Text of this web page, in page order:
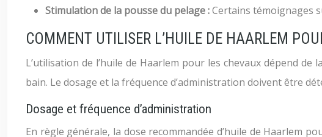
Stimulation de la pousse du pelage :Certains témoignages
COMMENT UTILISER L’HUILE DE HAARLEM
L’utilisation de l’huile de Haarlem pour les chevaux dépend
bain. Le dosage et la fréquence d’administration doivent être
Dosage et fréquence d’administration
En règle générale, la dose recommandée d’huile de Haarlem